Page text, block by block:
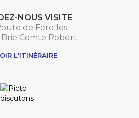
NOUS VISITE
de Ferolles
Brie Comte Robert
L'ITINÉRAIRE